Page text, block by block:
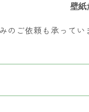
壁紙
のご依頼も承って